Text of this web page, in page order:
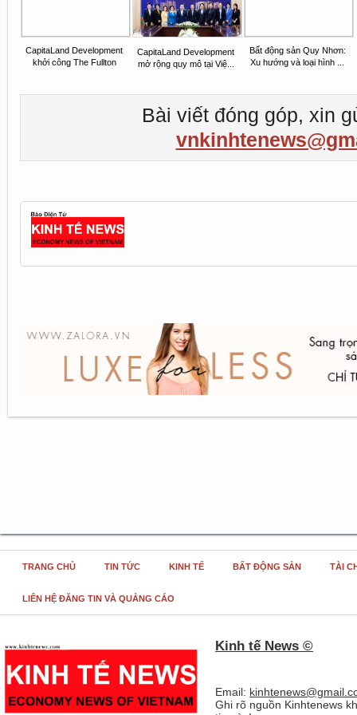
CapitaLand Development
khởi công The Fullton
CapitaLand Development
mở rộng quy mô tại Việ...
Bất động sản Quy Nhơn:
Xu hướng và loại hình ...
Bài viết đóng góp, xin
TRANG CHỦ TIN TỨC KINH TẾ BẤT ĐỘNG SẢN TÀI
LIÊN HỆ ĐĂNG TIN VÀ QUẢNG CÁO
Kinh tế News ©
Email:
Ghi rõ nguồn Kinhtenews